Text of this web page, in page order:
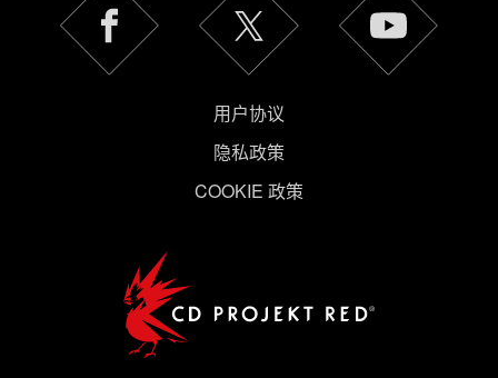
用户协议
隐私政策
COOKIE 政策